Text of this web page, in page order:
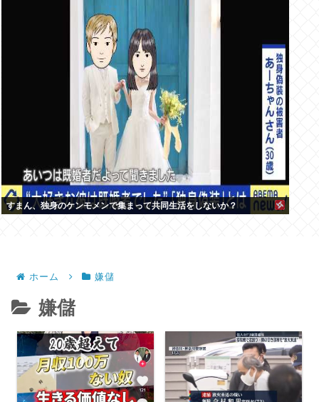
すまん、独身のケンモメンで集まって共同生活をしないか？
ホーム 嫌儲
嫌儲